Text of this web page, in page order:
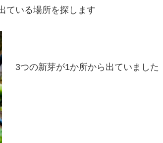
ている場所を探します
3つの新芽が1か所から出ていました